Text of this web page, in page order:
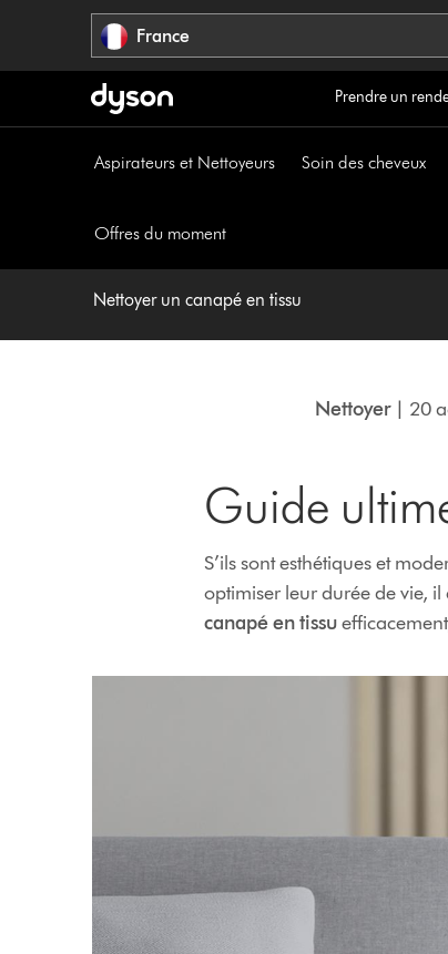
France
Prendre un
Aspirateurs et Nettoyeurs Soin des cheveux
Offres du moment
Nettoyer un canapé en tissu
Nettoyer| 20
Guide
S’ils sont esthétiques et
optimiser leur durée de vie,
canapé en tissu